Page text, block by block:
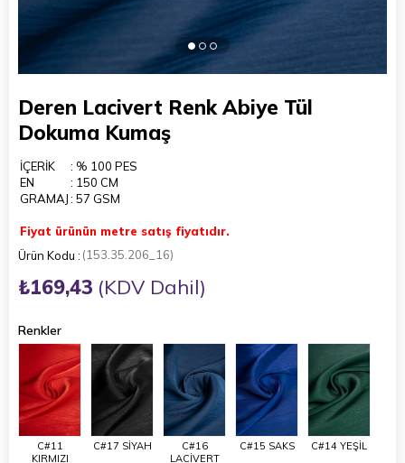
Deren Lacivert Renk Abiye Tül
Dokuma Kumaş
İÇERİK
: % 100 PES
EN
: 150 CM
GRAMAJ: 57 GSM
Fiyat ürünün metre satış fiyatıdır.
(153.35.206_16)
₺169,43 (KDV Dahil)
Renkler
C#11
KIRMIZI
C#17 SİYAH
C#16
LACİVERT
C#15 SAKS C#14 YEŞİL